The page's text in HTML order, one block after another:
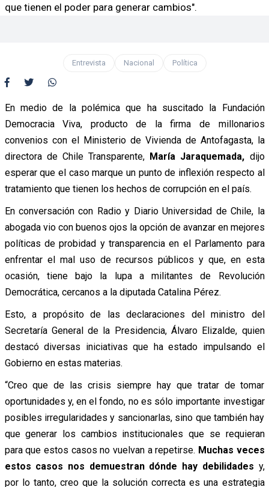
que tienen el poder para generar cambios".
Entrevista Nacional Política
En medio de la polémica que ha suscitado la Fundación
Democracia Viva, producto de la firma de millonarios
convenios con el Ministerio de Vivienda de Antofagasta, la
directora de Chile Transparente, María Jaraquemada, dijo
esperar que el caso marque un punto de inflexión respecto al
tratamiento que tienen los hechos de corrupción en el país.
En conversación con Radio y Diario Universidad de Chile, la
abogada vio con buenos ojos la opción de avanzar en mejores
políticas de probidad y transparencia en el Parlamento para
enfrentar el mal uso de recursos públicos y que, en esta
ocasión, tiene bajo la lupa a militantes de Revolución
Democrática, cercanos a la diputada Catalina Pérez.
Esto, a propósito de las declaraciones del ministro del
Secretaría General de la Presidencia, Álvaro Elizalde, quien
destacó diversas iniciativas que ha estado impulsando el
Gobierno en estas materias.
“Creo que de las crisis siempre hay que tratar de tomar
oportunidades y, en el fondo, no es sólo importante investigar
posibles irregularidades y sancionarlas, sino que también hay
que generar los cambios institucionales que se requieran
para que estos casos no vuelvan a repetirse. Muchas veces
estos casos nos demuestran dónde hay debilidades y,
por lo tanto, creo que la solución correcta es una estrategia